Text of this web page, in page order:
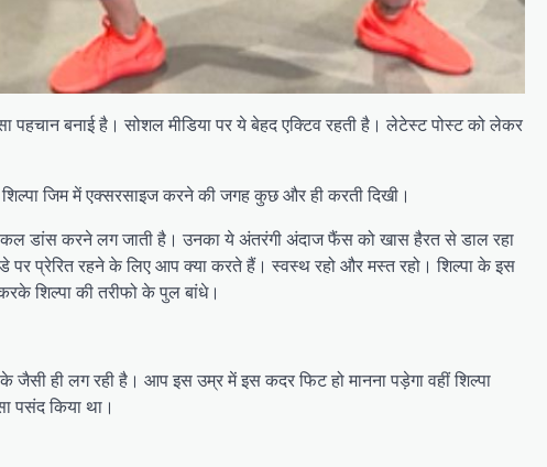
बनाई है। सोशल मीडिया पर ये बेहद एक्टिव रहती है। लेटेस्ट पोस्ट को लेकर
जिम में एक्सरसाइज करने की जगह कुछ और ही करती दिखी।
डांस करने लग जाती है। उनका ये अंतरंगी अंदाज फैंस को खास हैरत से डाल रहा
प्रेरित रहने के लिए आप क्या करते हैं। स्वस्थ रहो और मस्त रहो। शिल्पा के इस
शिल्पा की तरीफो के पुल बांधे।
ही लग रही है। आप इस उम्र में इस कदर फिट हो मानना पड़ेगा वहीं शिल्पा
पसंद किया था।